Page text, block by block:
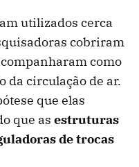
utilizados cerca
cobriram
como
da circulação de ar.
que elas
que as estruturas
de trocas